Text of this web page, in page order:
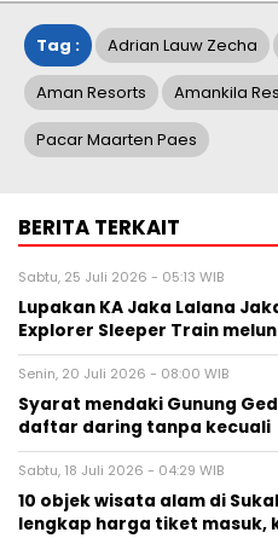
Tag : Adrian Lauw Zecha
Aman Resorts Amankila
Pacar Maarten Paes
BERITA TERKAIT
Sabtu, 25 Juli 2026 - 05:13 WIB
Lupakan KA Jaka Lalana
Explorer Sleeper Train
Senin, 20 Juli 2026 - 08:00 WIB
Syarat mendaki Gunung
daftar daring tanpa kecuali
Sabtu, 18 Juli 2026 - 04:29 WIB
10 objek wisata alam di
lengkap harga tiket masuk,